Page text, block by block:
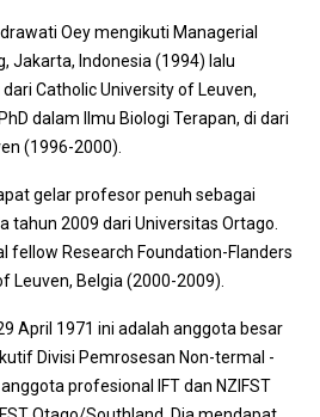
Oey mengikuti Managerial
Jakarta, Indonesia (1994) lalu
Catholic University of Leuven,
dalam Ilmu Biologi Terapan, di dari
(1996-2000).
gelar profesor penuh sebagai
tahun 2009 dari Universitas Ortago.
fellow Research Foundation-Flanders
Leuven, Belgia (2000-2009).
April 1971 ini adalah anggota besar
Divisi Pemrosesan Non-termal -
profesional IFT dan NZIFST